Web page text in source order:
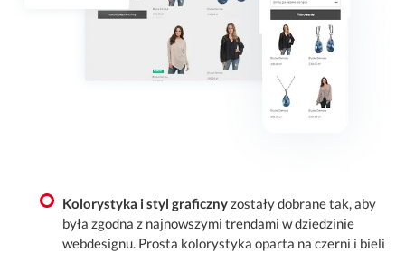
Kolorystyka i styl graficznyzostały dobrane tak, aby
była zgodna z najnowszymi trendami w dziedzinie
webdesignu. Prosta kolorystyka oparta na czerni i bieli